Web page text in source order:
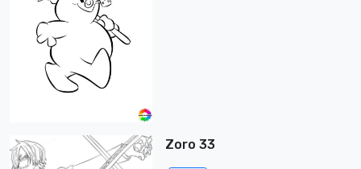
Zoro 33